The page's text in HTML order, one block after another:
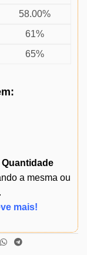
58.00%
61%
65%
a mesma ou
mais!